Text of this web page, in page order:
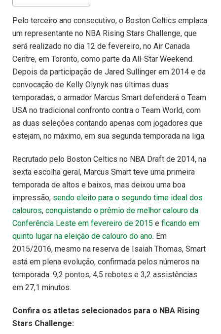
Pelo terceiro ano consecutivo, o Boston Celtics emplaca
um representante no NBA Rising Stars Challenge, que
será realizado no dia 12 de fevereiro, no Air Canada
Centre, em Toronto, como parte da All-Star Weekend.
Depois da participação de Jared Sullinger em 2014 e da
convocação de Kelly Olynyk nas últimas duas
temporadas, o armador Marcus Smart defenderá o Team
USA no tradicional confronto contra o Team World, com
as duas seleções contando apenas com jogadores que
estejam, no máximo, em sua segunda temporada na liga.
Recrutado pelo Boston Celtics no NBA Draft de 2014, na
sexta escolha geral, Marcus Smart teve uma primeira
temporada de altos e baixos, mas deixou uma boa
impressão, sendo eleito para o segundo time ideal dos
calouros, conquistando o prêmio de melhor calouro da
Conferência Leste em fevereiro de 2015 e ficando em
quinto lugar na eleição de calouro do ano. Em
2015/2016, mesmo na reserva de Isaiah Thomas, Smart
está em plena evolução, confirmada pelos números na
temporada: 9,2 pontos, 4,5 rebotes e 3,2 assistências
em 27,1 minutos.
Confira os atletas selecionados para o NBA Rising
Stars Challenge: